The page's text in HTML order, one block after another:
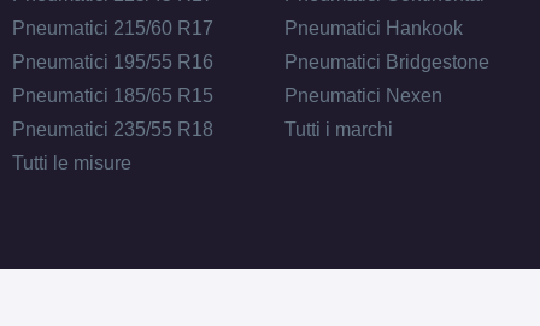
Pneumatici 215/60 R17
Pneumatici 195/55 R16
Pneumatici 185/65 R15
Pneumatici 235/55 R18
Tutti le misure
Pneumatici Hankook
Pneumatici Bridgestone
Pneumatici Nexen
Tutti i marchi